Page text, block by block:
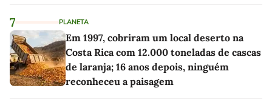
7 PLANETA
Em 1997, cobriram um local deserto na
Costa Rica com 12.000 toneladas de cascas
de laranja; 16 anos depois, ninguém
reconheceu a paisagem